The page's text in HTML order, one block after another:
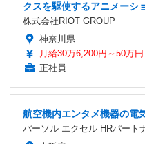
クスを駆使するアニメーシ
株式会社RIOT GROUP
神奈川県
月給30万6,200円～50万円
正社員
航空機内エンタメ機器の電
パーソル エクセル HRパート